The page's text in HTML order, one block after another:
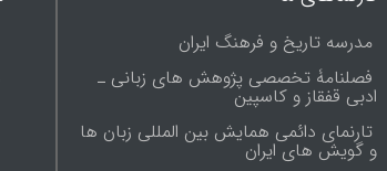
مدرسه تاریخ و فرهنگ ایران
فصلنامۀ تخصصی پژوهش های زبانی ـ
ادبی قفقاز و کاسپین
تارنمای دائمی همایش بین المللی زبان ها
و گویش های ایران